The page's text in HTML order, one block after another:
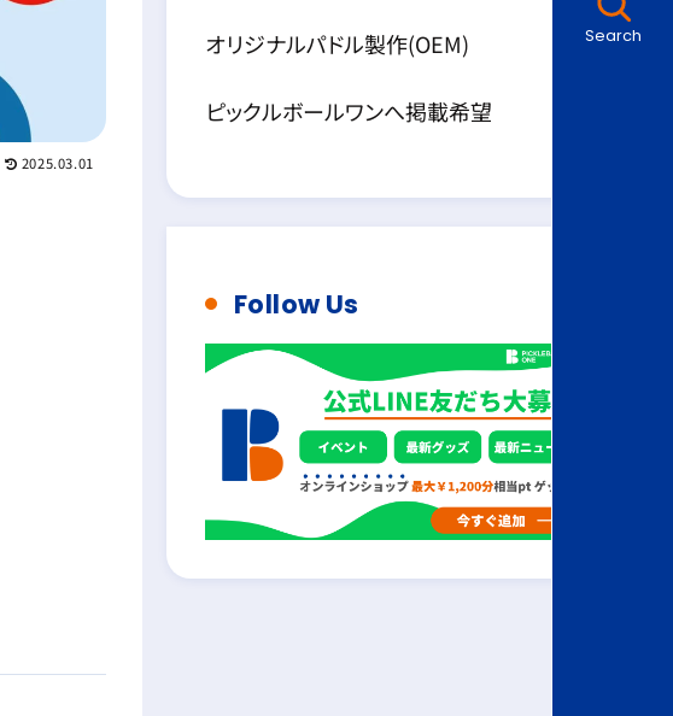
Search
2025.03.01
オリジナルパドル製作(OEM)
ピックルボールワンへ掲載希望
Follow Us